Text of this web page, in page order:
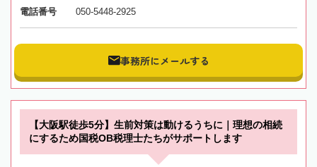
電話番号 050-5448-2925
事務所にメールする
【大阪駅徒歩5分】生前対策は動けるうちに｜理想の相続
にするため国税OB税理士たちがサポートします